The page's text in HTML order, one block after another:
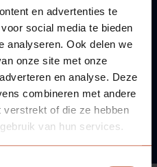
en advertenties te
social media te bieden
analyseren. Ook delen we
onze site met onze
en analyse. Deze
combineren met andere
verstrekt of die ze hebben
van hun services.
met ons op!